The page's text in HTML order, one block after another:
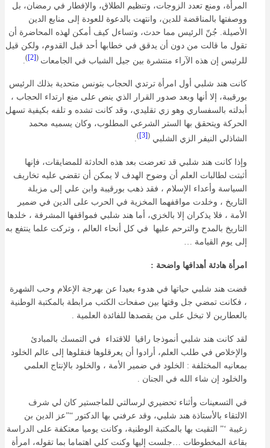
المرأة، ومنع تعدد الزوجات، وتنظيم الطلاق، والإفطار في رمضان، بل
ووصفتها بالمناقضة للدين، وانتهت بالدعوة للعودة إلى منابع الدين
الأصيلة. جُنّ الرئيس مما حدث، وتساءل كيف أمكن لهذه المحاضرة أن
تقول ما قالت من دون أن يدقق في خطابها أحد قبل القدوم، ولكن قيل
للرئيس إن هذه الآراء منتشرة بين جيل الشباب في الجامعات (
[2]
)
كانت هند شلبي أول امرأة ترتدي الحجاب بتونس متحدية بذلك الرئيس
بورقيبة، إلا أنها وبعد صدور القرار الذي ينص على منع ارتداء الحجاب ،
أبدلته بالسفساري وهو زي تقليدي، وقد كانت تشده و تلفه بكيفية تسهل
الحركة ويتحقق بها الستر الشرعي المطلوب، وكان يسميه محمد
الشاذلي النيفر الزي الشلبي (
)
.
وإذا كانت هند شلبي قد تعرضت بعد هذه الحادثة للمضايقات، فإنها
أثبتت لطالبات العلم أن وضوح الهدف لا يمكن أن تقضي عليه تخاريف
السياسة وأعداء الإسلام ، فقد ذهب بورقيبة وابن علي إلى مزبلة
التاريخ ، وخلدت مواقفهما المخزية في الحرب على الدين في ضمير
الأمة ، فلا يذكران إلا بالخزي، أما هند شلبي فمواقفها المشرفة ، خلدها
التاريخ بالمدح والترحم عليها في كل أنحاء العالم ، وتركت علما ينتفع به
إلى يوم القيامة …
امرأة هادئة أهدافها واضحة :
قضت هند شلبي حياتها في هدوء بعيدا عن بهرجة الإعلام وحب الشهرة
، فكانت تمضي جل وقتها بين صفحات الكتب مرابطة بالمكتبة الوطنية
بالعطارين لا تبخل على من يقصدها للفائدة العلمية .
لقد كانت هند شلبي أنموذجا راقيا للاقتداء في التمسك بالمبادئ
والإخلاص في طلب العلم، أرادوا أن يعرقلوها فنقلوها إلى عالم الخلود
بمعانيه المختلفة : الخلود في ضمير الأمة ، والخلود بالإنتاج العلمي
والخلود إن شاء الله في الجنان .
في التسعينات وأثناء تحضيري لرسالتي للماجستير كان لي شرف
الالتقاء بالأستاذة هند شلبي، وقد عرفني بها الدكتور “”عز الدين بن
زغيبة ‘” التقيت بها بالمكتبة الوطنية، وكانت يوميا معتكفة على الدراسة
بقاعة المخطوطات …جلست إليها وكنت كلي اهتماما بما تقوله، امرأة